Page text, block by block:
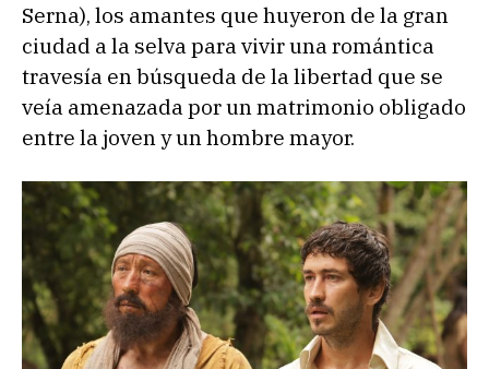
Serna), los amantes que huyeron de la gran
ciudad a la selva para vivir una romántica
travesía en búsqueda de la libertad que se
veía amenazada por un matrimonio obligado
entre la joven y un hombre mayor.